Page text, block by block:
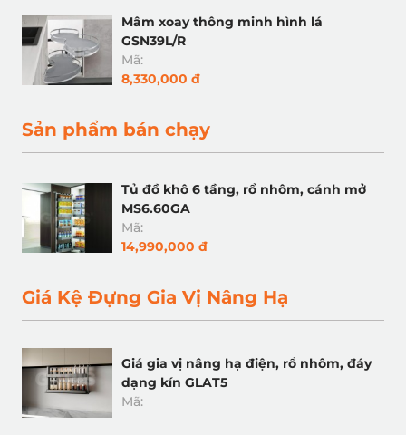
Mâm xoay thông minh hình lá
GSN39L/R
Mã:
8,330,000 đ
Sản phẩm bán chạy
Tủ đồ khô 6 tầng, rổ nhôm, cánh mở
MS6.60GA
Mã:
14,990,000 đ
Giá Kệ Đựng Gia Vị Nâng Hạ
Giá gia vị nâng hạ điện, rổ nhôm, đáy
dạng kín GLAT5
Mã: